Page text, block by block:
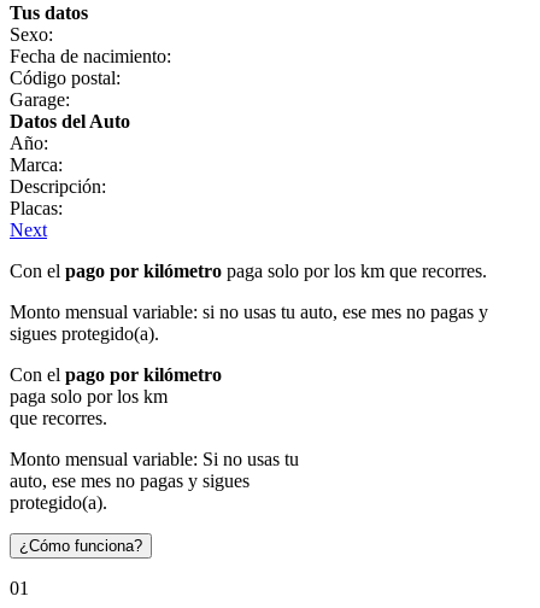
Tus datos
Sexo:
Fecha de nacimiento:
Código postal:
Garage:
Datos del Auto
Año:
Marca:
Descripción:
Placas:
Next
Con el pago por kilómetro paga solo por los km que recorres.
Monto mensual variable: si no usas tu auto, ese mes no pagas y
sigues protegido(a).
Con el pago por kilómetro
paga solo por los km
que recorres.
Monto mensual variable: Si no usas tu
auto, ese mes no pagas y sigues
protegido(a).
¿Cómo funciona?
01